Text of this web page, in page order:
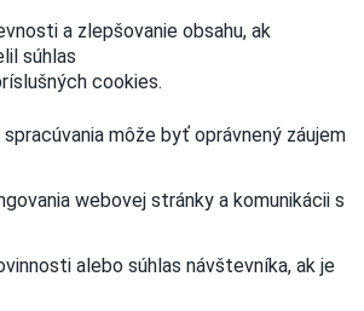
a zlepšovanie obsahu, ak
súhlas
cookies.
môže byť oprávnený záujem
webovej stránky a komunikácii s
alebo súhlas návštevníka, ak je